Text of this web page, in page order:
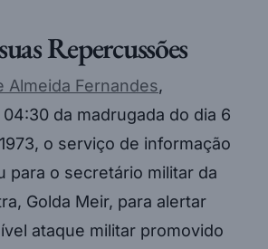
Repercussões
Almeida Fernandes,
da madrugada do dia 6
o serviço de informação
para o secretário militar da
Golda Meir, para alertar
ataque militar promovido